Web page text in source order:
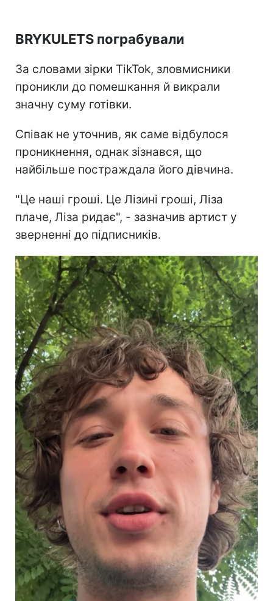
BRYKULETS пограбували
За словами зірки TikTok, зловмисники
проникли до помешкання й викрали
значну суму готівки.
Співак не уточнив, як саме відбулося
проникнення, однак зізнався, що
найбільше постраждала його дівчина.
"Це наші гроші. Це Лізині гроші, Ліза
плаче, Ліза ридає", - зазначив артист у
зверненні до підписників.